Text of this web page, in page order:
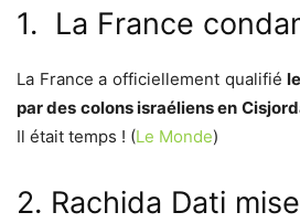
1. La France
La France a officiellement qualifié
par des colons israéliens en
Il était temps ! (Le Monde)
2. Rachida Dati